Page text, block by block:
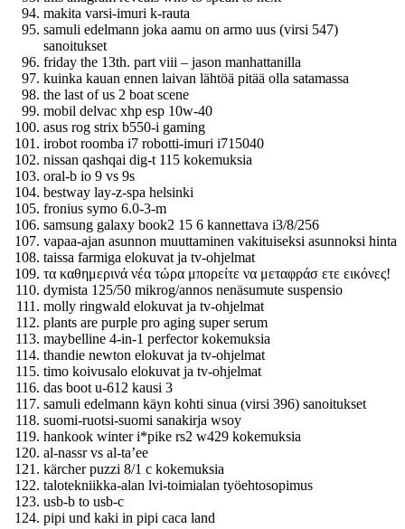
makita varsi-imuri k-rauta
samuli edelmann joka aamu on armo uus (virsi 547)
sanoitukset
friday the 13th. part viii – jason manhattanilla
kuinka kauan ennen laivan lähtöä pitää olla satamassa
the last of us 2 boat scene
mobil delvac xhp esp 10w-40
asus rog strix b550-i gaming
irobot roomba i7 robotti-imuri i715040
nissan qashqai dig-t 115 kokemuksia
oral-b io 9 vs 9s
bestway lay-z-spa helsinki
fronius symo 6.0-3-m
samsung galaxy book2 15 6 kannettava i3/8/256
vapaa-ajan asunnon muuttaminen vakituiseksi asunnoksi hinta
taissa farmiga elokuvat ja tv-ohjelmat
τα καθημερινά νέα τώρα μπορείτε να μεταφράσ ετε εικόνες!
dymista 125/50 mikrog/annos nenäsumute suspensio
molly ringwald elokuvat ja tv-ohjelmat
plants are purple pro aging super serum
maybelline 4-in-1 perfector kokemuksia
thandie newton elokuvat ja tv-ohjelmat
timo koivusalo elokuvat ja tv-ohjelmat
das boot u-612 kausi 3
samuli edelmann käyn kohti sinua (virsi 396) sanoitukset
suomi-ruotsi-suomi sanakirja wsoy
hankook winter i*pike rs2 w429 kokemuksia
al-nassr vs al-ta’ee
kärcher puzzi 8/1 c kokemuksia
talotekniikka-alan lvi-toimialan työehtosopimus
usb-b to usb-c
pipi und kaki in pipi caca land